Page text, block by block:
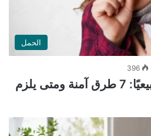
الحمل
396
علاج الكحة للحامل طبيعيًا: 7 طرق آمنة ومتى يلزم